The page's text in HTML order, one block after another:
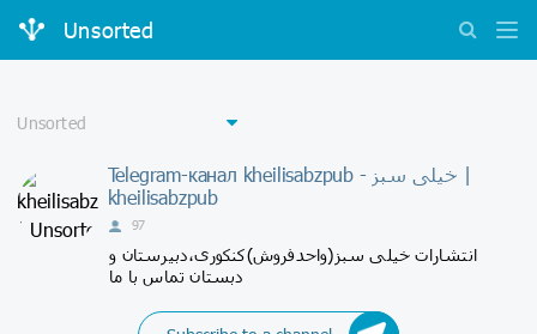
Unsorted
Telegram-канал kheilisabzpub - خیلی سبز |
kheilisabzpub
97
انتشارات خیلی سبز(واحدفروش)کنکوری،دبیرستان و
دبستان تماس با ما